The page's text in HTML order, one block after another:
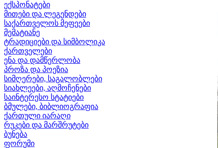
ექსპონატები
მითები და ლეგენდები
საქართველოს მეფეები
მემატიანე
ტრადიციები და სიმბოლიკა
ქართველები
ენა და დამწერლობა
პროზა და პოეზია
სიმღერები, საგალობლები
სიახლეები, აღმოჩენები
საინტერესო სტატიები
ბმულები, ბიბლიოგრაფია
ქართული იარაღი
რუკები და მარშრუტები
ბუნება
ფორუმი